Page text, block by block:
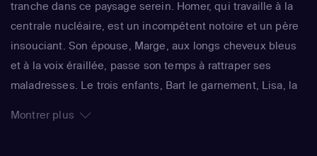
tranche dans ce paysage serein. Homer, qui travaille à la
centrale nucléaire, est un incompétent notoire et un père
insouciant. Son épouse, Marge, aux longs cheveux bleus
et à la voix éraillée, passe son temps à rattraper ses
maladresses. Le trois enfants, Bart le garnement, Lisa, la
rendent joyeux et animé le quotidien de ce foyer. La série
Montrer plus